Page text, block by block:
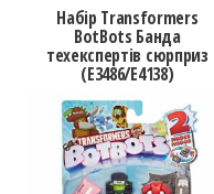
Набір Transformers
BotBots Банда
техекспертів сюрприз
(E3486/E4138)